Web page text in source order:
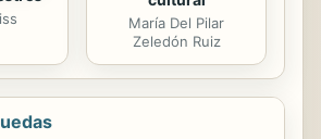
María Del Pilar
Zeledón Ruiz